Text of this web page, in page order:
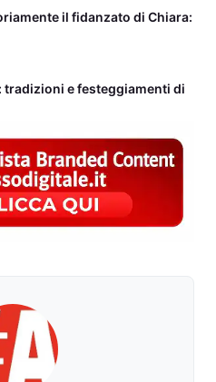
il fidanzato di Chiara:
e festeggiamenti di